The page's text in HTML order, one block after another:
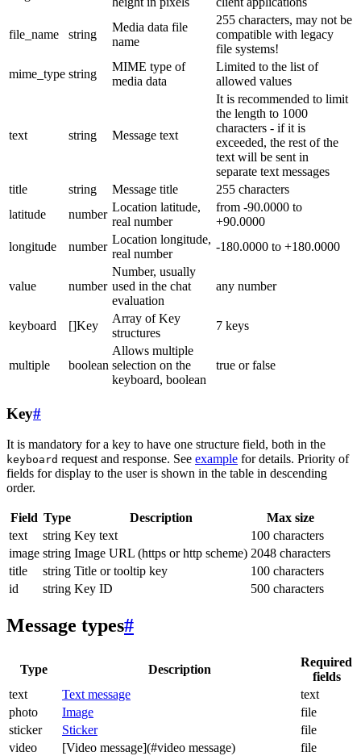
file_name string
Media data file
name
255 characters, may not be
compatible with legacy
file systems!
mime_type string
MIME type of
media data
Limited to the list of
allowed values
text string Message text
It is recommended to limit
the length to 1000
characters - if it is
exceeded, the rest of the
text will be sent in
separate text messages
title
string Message title
255 characters
latitude
number
Location latitude,
real number
from -90.0000 to
+90.0000
longitude
number
Location longitude,
real number
-180.0000 to +180.0000
value number
Number, usually
used in the chat
evaluation
any number
keyboard []Key
Array of Key
structures
7 keys
multiple boolean
Allows multiple
selection on the
keyboard, boolean
true or false
Key#
It is mandatory for a key to have one structure field, both in the
keyboard request and response. See example for details. Priority of
fields for display to the user is shown in the table in descending
order.
Field Type Description
Max size
text
string Key text
100 characters
image string Image URL (https or http scheme) 2048 characters
title
string Title or tooltip key
100 characters
id
string Key ID 500 characters
Message types#
Type Description
Required
fields
text
Text message
text
photo
Image
file
sticker
Sticker
file
video
[Video message](#video message)
file